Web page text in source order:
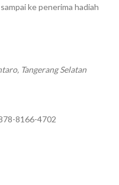
ke penerima hadiah
Tangerang Selatan
8166-4702